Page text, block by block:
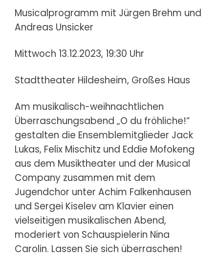
Musicalprogramm mit Jürgen Brehm und
Andreas Unsicker
Mittwoch 13.12.2023, 19:30 Uhr
Stadttheater Hildesheim, Großes Haus
Am musikalisch-weihnachtlichen
Überraschungsabend „O du fröhliche!“
gestalten die Ensemblemitglieder Jack
Lukas, Felix Mischitz und Eddie Mofokeng
aus dem Musiktheater und der Musical
Company zusammen mit dem
Jugendchor unter Achim Falkenhausen
und Sergei Kiselev am Klavier einen
vielseitigen musikalischen Abend,
moderiert von Schauspielerin Nina
Carolin. Lassen Sie sich überraschen!